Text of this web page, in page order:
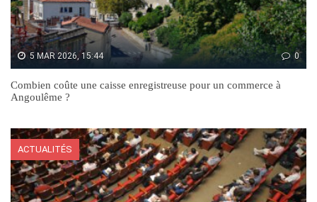
5 MAR 2026, 15:44 0
Combien coûte une caisse enregistreuse pour un commerce à
Angoulême ?
ACTUALITÉS